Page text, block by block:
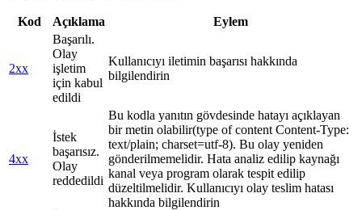
Kod Açıklama Eylem
2xx
Başarılı.
Olay
işletim
için kabul
edildi
Kullanıcıyı iletimin başarısı hakkında
bilgilendirin
4xx
İstek
başarısız.
Olay
reddedildi
Bu kodla yanıtın gövdesinde hatayı açıklayan
bir metin olabilir(type of content Content-Type:
text/plain; charset=utf-8). Bu olay yeniden
gönderilmemelidir. Hata analiz edilip kaynağı
kanal veya program olarak tespit edilip
düzeltilmelidir. Kullanıcıyı olay teslim hatası
hakkında bilgilendirin